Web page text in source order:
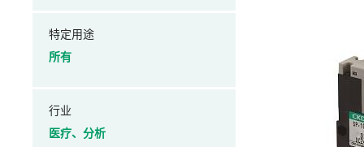
特定用途
所有
行业
医疗、分析